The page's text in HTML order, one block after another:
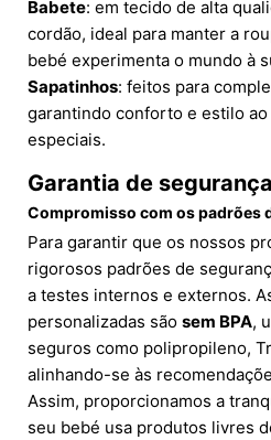
Babete: em tecido de alta
cordão, ideal para manter a
bebé experimenta o mundo à
Sapatinhos: feitos para
garantindo conforto e estilo
especiais.
Garantia de
Compromisso com os padrões
Para garantir que os nossos
rigorosos padrões de
a testes internos e externos.
personalizadas são sem BPA,
seguros como polipropileno,
alinhando-se às
Assim, proporcionamos a
seu bebé usa produtos livres